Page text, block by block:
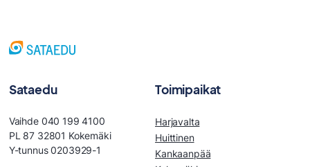
Sataedu
Vaihde 040 199 4100
PL 87 32801 Kokemäki
Y-tunnus 0203929-1
Toimipaikat
Harjavalta
Huittinen
Kankaanpää